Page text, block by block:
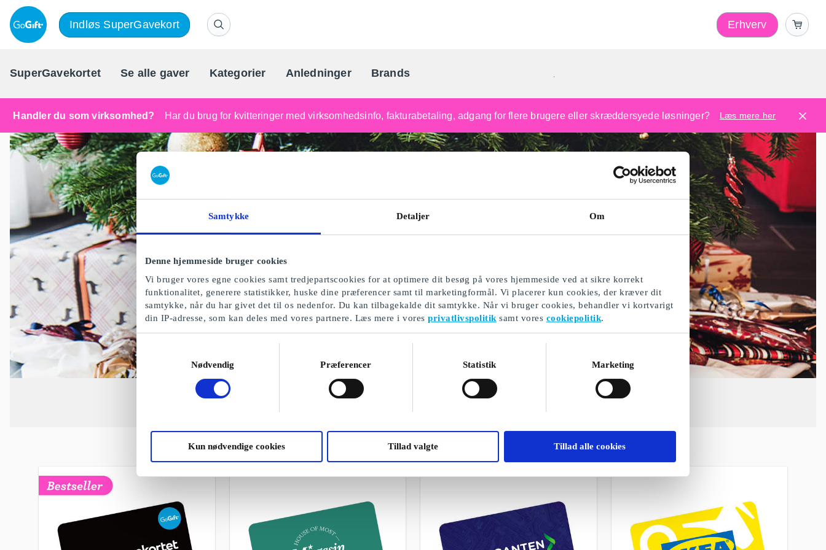
Samtykke Detaljer Om
Denne hjemmeside bruger cookies
Vi bruger vores egne cookies samt tredjepartscookies for at optimere dit besøg på vores hjemmeside ved at sikre korrekt
funktionalitet, generere statistikker, huske dine præferencer samt til marketingformål. Vi placerer kun cookies, der kræver dit
samtykke, når du har givet det til os nedenfor. Du kan tilbagekalde dit samtykke. Når vi bruger cookies, behandler vi kortvarigt
din IP-adresse, som kan deles med vores partnere. Læs mere i voresprivatlivspolitik samt vores cookiepolitik.
Nødvendig
Præferencer Statistik Marketing
Kun nødvendige cookies Tillad valgte Tillad alle cookies
Indløs SuperGavekort Erhverv
SuperGavekortet Se alle gaver Kategorier Anledninger Brands Danmarks gaveportal nr. 1
Handler du som virksomhed? Har du brug for kvitteringer med virksomhedsinfo, fakturabetaling, adgang for flere brugere eller skræddersyede løsninger? Læs mere her
Julegaver til medarbejdere
Et udvalg af vores gaver